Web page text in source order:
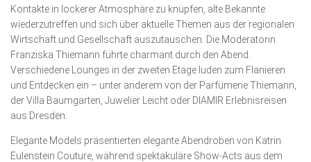
Kontakte in lockerer Atmosphäre zu knüpfen, alte Bekannte
wiederzutreffen und sich über aktuelle Themen aus der regionalen
Wirtschaft und Gesell­schaft auszutauschen. Die Moderatorin
Franziska Thiemann führte charmant durch den Abend.
Verschiedene Lounges in der zweiten Etage luden zum Flanieren
und Entdecken ein – unter anderem von der Parfümerie Thiemann,
der Villa Baumgarten, Juwelier Leicht oder DIAMIR Erlebnisreisen
aus Dresden.
Elegante Models präsentierten elegante Abendroben von Katrin
Eulenstein Couture, während spektakuläre Show-Acts aus dem